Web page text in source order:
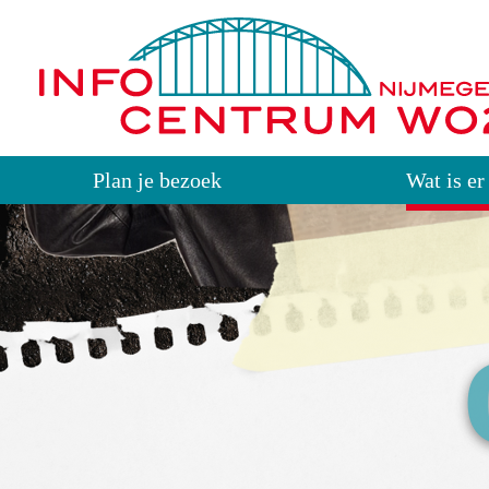
Plan je bezoek Wat is er